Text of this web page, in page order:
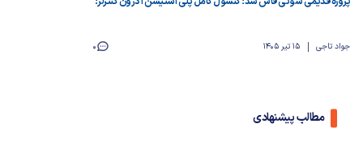
جواد تاجی 15 تیر 1405 0
مطالب پیشنهادی